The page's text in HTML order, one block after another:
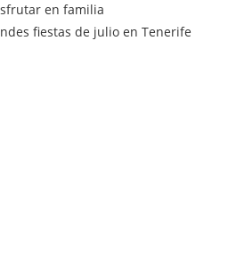
en familia
fiestas de julio en Tenerife